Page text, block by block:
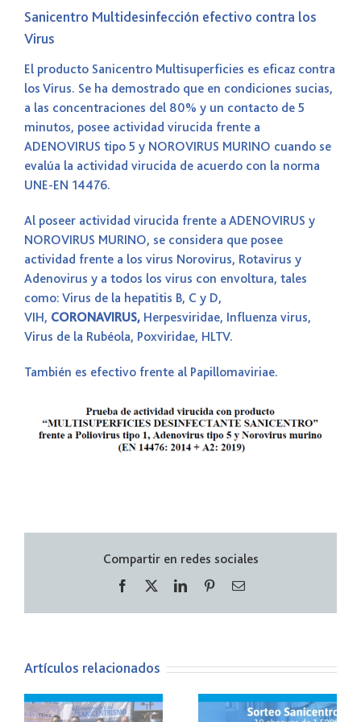
Sanicentro Multidesinfección efectivo contra los
Virus
El producto Sanicentro Multisuperficies es eficaz contra
los Virus. Se ha demostrado que en condiciones sucias,
a las concentraciones del 80% y un contacto de 5
minutos, posee actividad virucida frente a
ADENOVIRUS tipo 5 y NOROVIRUS MURINO cuando se
evalúa la actividad virucida de acuerdo con la norma
UNE-EN 14476.
Al poseer actividad virucida frente a ADENOVIRUS y
NOROVIRUS MURINO, se considera que posee
actividad frente a los virus Norovirus, Rotavirus y
Adenovirus y a todos los virus con envoltura, tales
como: Virus de la hepatitis B, C y D,
VIH, CORONAVIRUS, Herpesviridae, Influenza virus,
Virus de la Rubéola, Poxviridae, HLTV.
También es efectivo frente al Papillomaviriae.
Compartir en redes sociales
Facebook LinkedInPinterestCorreo
Artículos relacionados